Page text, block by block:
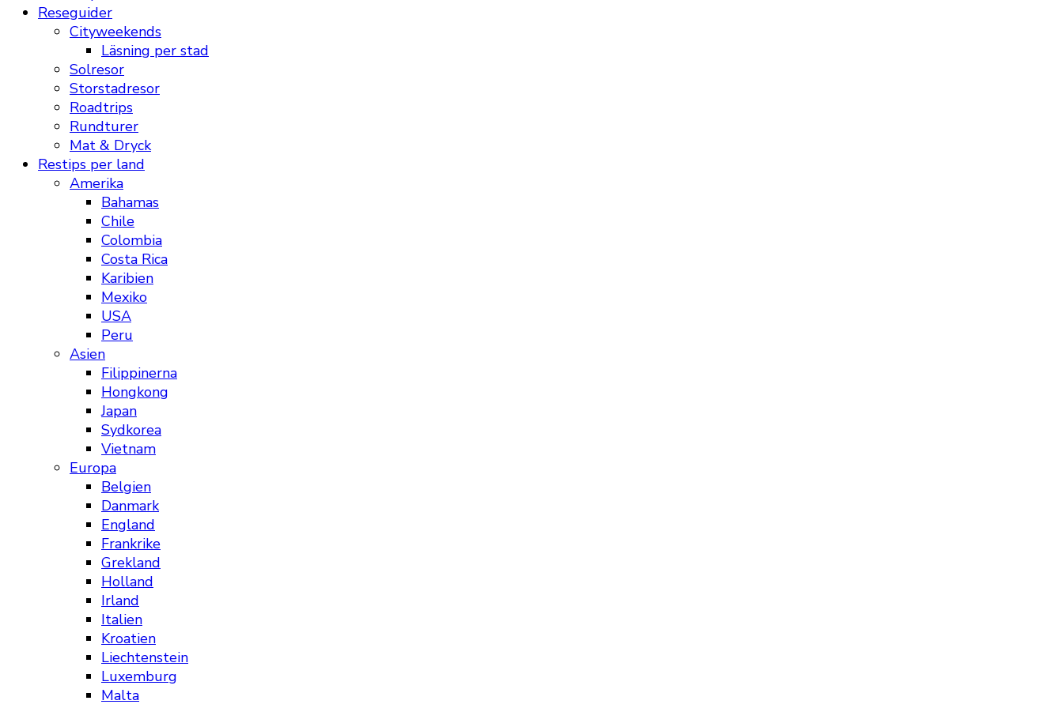
Reseguider
Cityweekends
Läsning per stad
Solresor
Storstadresor
Roadtrips
Rundturer
Mat & Dryck
Restips per land
Amerika
Bahamas
Chile
Colombia
Costa Rica
Karibien
Mexiko
USA
Peru
Asien
Filippinerna
Hongkong
Japan
Sydkorea
Vietnam
Europa
Belgien
Danmark
England
Frankrike
Grekland
Holland
Irland
Italien
Kroatien
Liechtenstein
Luxemburg
Malta